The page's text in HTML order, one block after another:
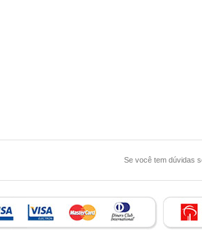
Se você tem dúvidas